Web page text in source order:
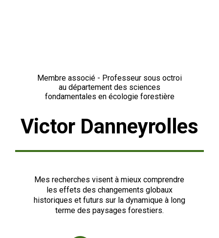
Membre associé - Professeur sous octroi
au département des sciences
fondamentales en écologie forestière
Victor Danneyrolles
Mes recherches visent à mieux comprendre
les effets des changements globaux
historiques et futurs sur la dynamique à long
terme des paysages forestiers.